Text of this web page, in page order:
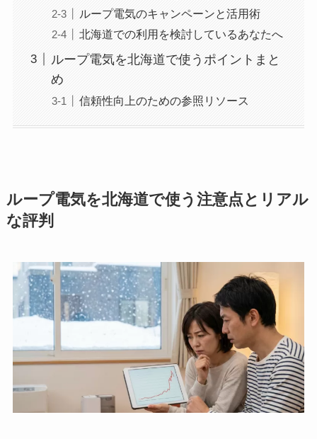
ループ電気のキャンペーンと活用術
北海道での利用を検討しているあなたへ
ループ電気を北海道で使うポイントまと
め
信頼性向上のための参照リソース
ループ電気を北海道で使う注意点とリアル
な評判